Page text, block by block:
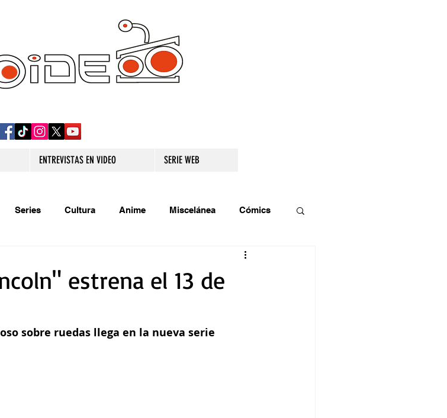
ENTREVISTAS EN VIDEO SERIE WEB
Series Cultura Anime Miscelánea Cómics
estrena el 13 de
sobre ruedas llega en la nueva serie